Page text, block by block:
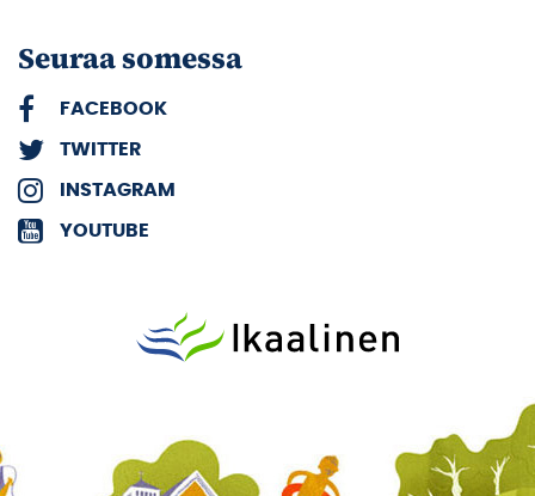
Seuraa somessa
FACEBOOK
TWITTER
INSTAGRAM
YOUTUBE